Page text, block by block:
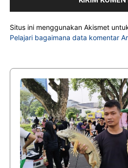
Situs ini menggunakan Akismet
Pelajari bagaimana data komentar